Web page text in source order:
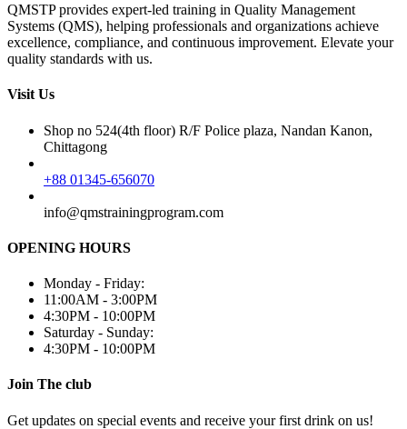
QMSTP provides expert-led training in Quality Management
Systems (QMS), helping professionals and organizations achieve
excellence, compliance, and continuous improvement. Elevate your
quality standards with us.
Visit Us
Shop no 524(4th floor) R/F Police plaza, Nandan Kanon,
Chittagong
+88 01345-656070
info@qmstrainingprogram.com
OPENING HOURS
Monday - Friday:
11:00AM - 3:00PM
4:30PM - 10:00PM
Saturday - Sunday:
4:30PM - 10:00PM
Join The club
Get updates on special events and receive your first drink on us!